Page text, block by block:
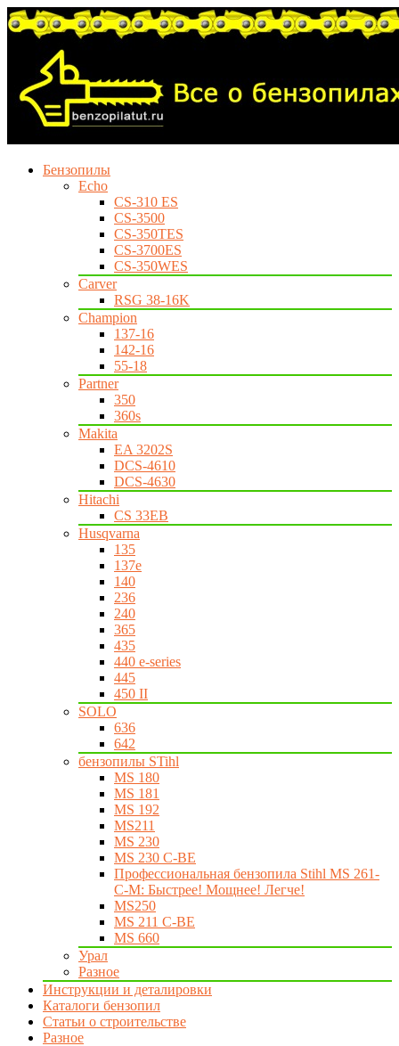
Бензопилы
Echo
CS-310 ES
CS-3500
CS-350TES
CS-3700ES
CS-350WES
Carver
RSG 38-16K
Champion
137-16
142-16
55-18
Partner
350
360s
Makita
EA 3202S
DCS-4610
DCS-4630
Hitachi
CS 33EB
Husqvarna
135
137e
140
236
240
365
435
440 e-series
445
450 II
SOLO
636
642
бензопилы STihl
MS 180
MS 181
MS 192
MS211
MS 230
MS 230 C-BE
Профессиональная бензопила Stihl MS 261-
C-M: Быстрее! Мощнее! Легче!
MS250
MS 211 C-BE
MS 660
Урал
Разное
Инструкции и деталировки
Каталоги бензопил
Статьи о строительстве
Разное